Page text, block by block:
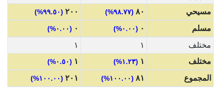
مسيحي
٨٠ (٩٨.٧٧%) ٢٠٠ (٩٩.٥٠%)
مسلم ٠ (٠.٠٠%) ٠ (٠.٠٠%)
مختلف ١
١
مختلف
١ (١.٢٣%) ١ (٠.٥٠%)
المجموع ٨١ (١٠٠.٠٠%) ٢٠١ (١٠٠.٠٠%)